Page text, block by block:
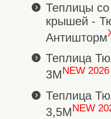
Теплицы
крышей -
Антишторм
Теплица
3М NEW 2026
Теплица
3,5МNEW